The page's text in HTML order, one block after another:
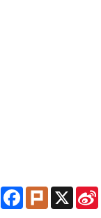
Line Facebook
Plurk X